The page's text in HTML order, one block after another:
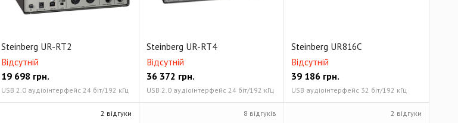
Steinberg UR-RT2
Відсутній
19 698 грн.
USB 2.0 аудіоінтерфейс 24 біт/192 кГц
Steinberg UR-RT4
Відсутній
36 372 грн.
USB 2.0 аудіоінтерфейс 24 біт/192 кГц
Steinberg UR816C
Відсутній
39 186 грн.
USB аудіоінтерфейс 32 біт/192 кГц
2 відгуки 8 відгуків 2 відгуки